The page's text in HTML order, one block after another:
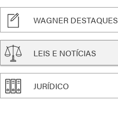
WAGNER DESTAQUES
LEIS E NOTÍCIAS
JURÍDICO